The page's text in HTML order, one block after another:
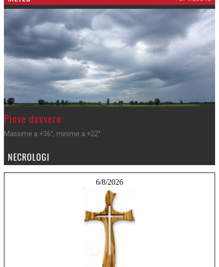
>
Piove davvero
Massime a +36°, minime a +22°
NECROLOGI
6/8/2026